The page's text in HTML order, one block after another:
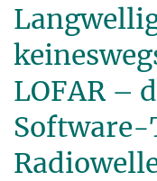
LOFAR –
Software-